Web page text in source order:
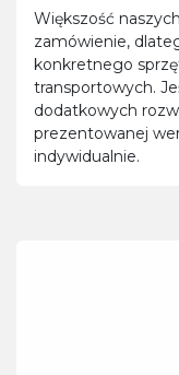
Większość
zamówienie,
konkretnego
transportowych.
dodatkowych
prezentowanej
indywidualnie.